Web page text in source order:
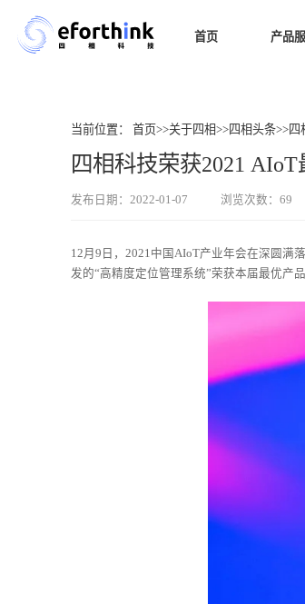
首页 产品
当前位置： 首页>>关于四相>>四相头条>>四
四相科技荣获2021
发布日期：2022-01-07 浏览次数：69
12月9日，2021中国AIoT产业年会在深圆满
发的“高精度定位管理系统”荣获本届最优产